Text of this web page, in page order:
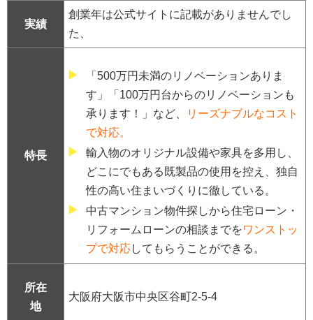
実績
創業年は公式サイトに記載がありませんでし
た、
特長
「500万円未満のリノベーションありま
す」「100万円台からのリノベーションも
承ります！」など、
リーズナブルなコスト
で対応。
輸入物のオリジナル設備や家具を多用し、
どこにでもある既製品の使用を控え、独自
性の高い住まいづくりに徹している。
中古マンション物件探しから住宅ローン・
リフォームローンの相談までをワンストッ
プで対応してもらうことができる。
所在
地
大阪府大阪市中央区谷町2-5-4